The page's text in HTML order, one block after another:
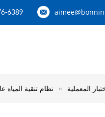
6389
المعملية نظام تنقية المياه